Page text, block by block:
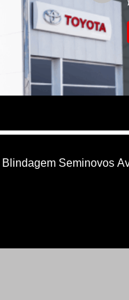
Blindagem Seminovos